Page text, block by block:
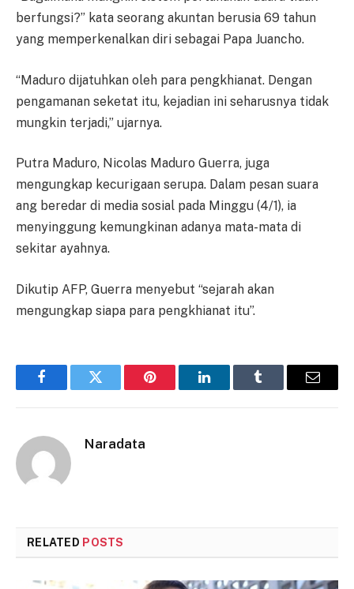
berfungsi?” kata seorang akuntan berusia 69 tahun
yang memperkenalkan diri sebagai Papa Juancho.
“Maduro dijatuhkan oleh para pengkhianat. Dengan
pengamanan seketat itu, kejadian ini seharusnya tidak
mungkin terjadi,” ujarnya.
Putra Maduro, Nicolas Maduro Guerra, juga
mengungkap kecurigaan serupa. Dalam pesan suara
ang beredar di media sosial pada Minggu (4/1), ia
menyinggung kemungkinan adanya mata-mata di
sekitar ayahnya.
Dikutip AFP, Guerra menyebut “sejarah akan
mengungkap siapa para pengkhianat itu”.
FacebookTwitter Pinterest LinkedInTumblr Email
Naradata
RELATED POSTS